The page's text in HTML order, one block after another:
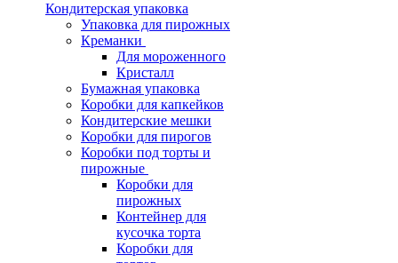
Кондитерская упаковка
Упаковка для пирожных
Креманки
Для мороженного
Кристалл
Бумажная упаковка
Коробки для капкейков
Кондитерские мешки
Коробки для пирогов
Коробки под торты и
пирожные
Коробки для
пирожных
Контейнер для
кусочка торта
Коробки для